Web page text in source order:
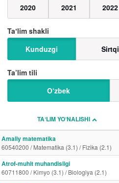
2020
2021 2022
Taʼlim shakli
Kunduzgi
Sirtqi
Ta’lim tili
O‘zbek
TAʼLIM YO‘NALISHI
Amaliy matematika
60540200 / Matematika (3.1) / Fizika (2.1)
Atrof-muhit muhandisligi
60711800 / Kimyo (3.1) / Biologiya (2.1)